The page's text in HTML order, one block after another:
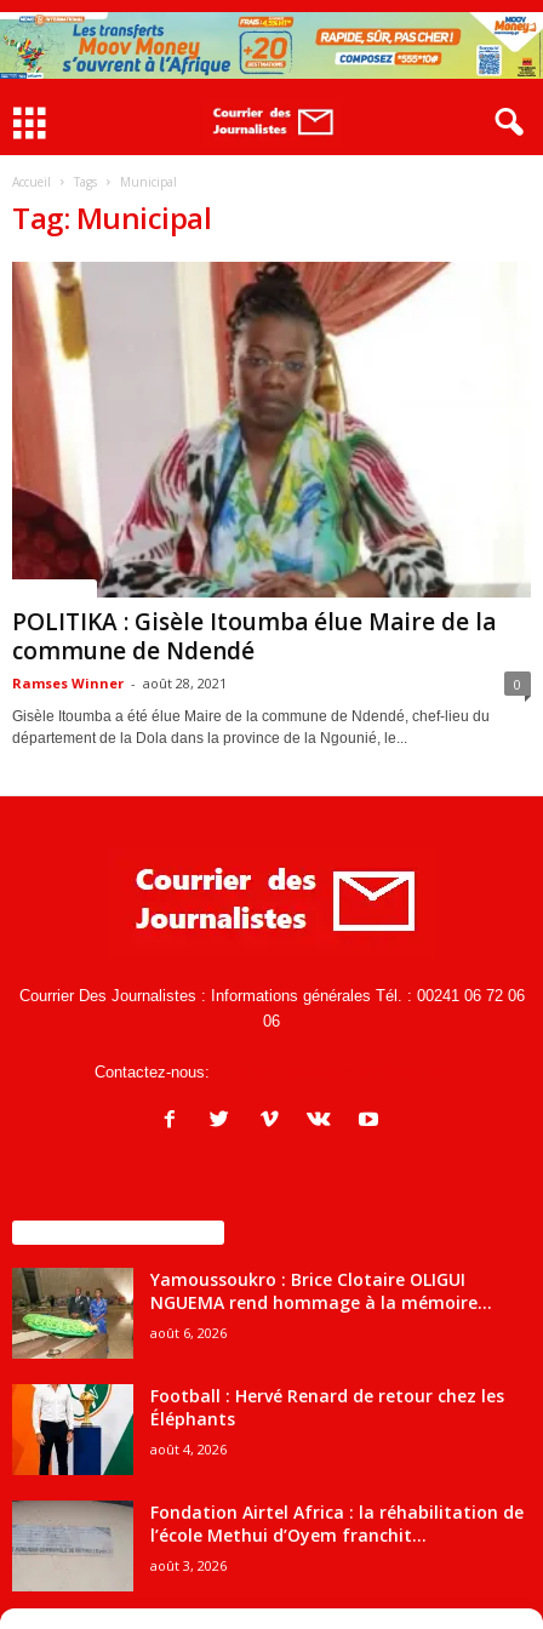
Accueil Tags Municipal
Tag: Municipal
POLITIKA : Gisèle Itoumba élue Maire de la
commune de Ndendé
Ramses Winner - août 28, 2021 0
Gisèle Itoumba a été élue Maire de la commune de Ndendé, chef-lieu du
département de la Dola dans la province de la Ngounié, le...
Courrier Des Journalistes : Informations générales Tél. : 00241 06 72 06
06
Contactez-nous:
Yamoussoukro : Brice Clotaire OLIGUI
NGUEMA rend hommage à la mémoire...
août 6, 2026
Football : Hervé Renard de retour chez les
Éléphants
août 4, 2026
Fondation Airtel Africa : la réhabilitation de
l’école Methui d’Oyem franchit...
août 3, 2026